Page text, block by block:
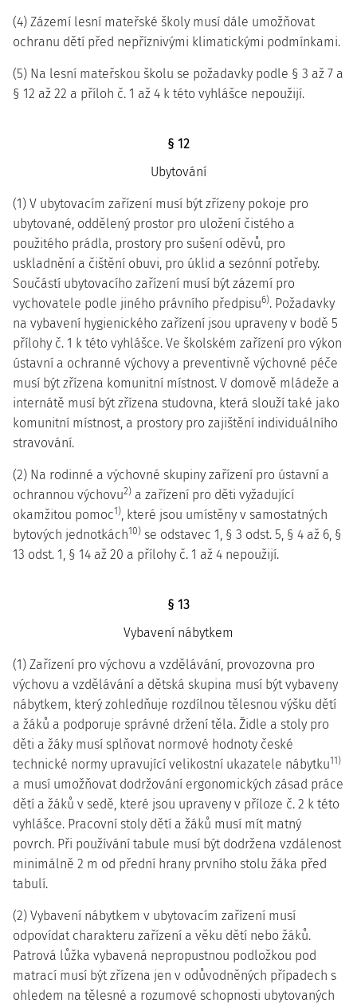
(4) Zázemí lesní mateřské školy musí dále umožňovat
ochranu dětí před nepříznivými klimatickými podmínkami.
(5) Na lesní mateřskou školu se požadavky podle § 3 až 7 a
§ 12 až 22 a příloh č. 1 až 4 k této vyhlášce nepoužijí.
§ 12
Ubytování
(1) V ubytovacím zařízení musí být zřízeny pokoje pro
ubytované, oddělený prostor pro uložení čistého a
použitého prádla, prostory pro sušení oděvů, pro
uskladnění a čištění obuvi, pro úklid a sezónní potřeby.
Součástí ubytovacího zařízení musí být zázemí pro
vychovatele podle jiného právního předpisu6). Požadavky
na vybavení hygienického zařízení jsou upraveny v bodě 5
přílohy č. 1 k této vyhlášce. Ve školském zařízení pro výkon
ústavní a ochranné výchovy a preventivně výchovné péče
musí být zřízena komunitní místnost. V domově mládeže a
internátě musí být zřízena studovna, která slouží také jako
komunitní místnost, a prostory pro zajištění individuálního
stravování.
(2) Na rodinné a výchovné skupiny zařízení pro ústavní a
ochrannou výchovu2) a zařízení pro děti vyžadující
okamžitou pomoc1), které jsou umístěny v samostatných
bytových jednotkách10) se odstavec 1, § 3 odst. 5, § 4 až 6, §
13 odst. 1, § 14 až 20 a přílohy č. 1 až 4 nepoužijí.
§ 13
Vybavení nábytkem
(1) Zařízení pro výchovu a vzdělávání, provozovna pro
výchovu a vzdělávání a dětská skupina musí být vybaveny
nábytkem, který zohledňuje rozdílnou tělesnou výšku dětí
a žáků a podporuje správné držení těla. Židle a stoly pro
děti a žáky musí splňovat normové hodnoty české
technické normy upravující velikostní ukazatele nábytku11)
a musí umožňovat dodržování ergonomických zásad práce
dětí a žáků v sedě, které jsou upraveny v příloze č. 2 k této
vyhlášce. Pracovní stoly dětí a žáků musí mít matný
povrch. Při používání tabule musí být dodržena vzdálenost
minimálně 2 m od přední hrany prvního stolu žáka před
tabulí.
(2) Vybavení nábytkem v ubytovacím zařízení musí
odpovídat charakteru zařízení a věku dětí nebo žáků.
Patrová lůžka vybavená nepropustnou podložkou pod
matrací musí být zřízena jen v odůvodněných případech s
ohledem na tělesné a rozumové schopnosti ubytovaných